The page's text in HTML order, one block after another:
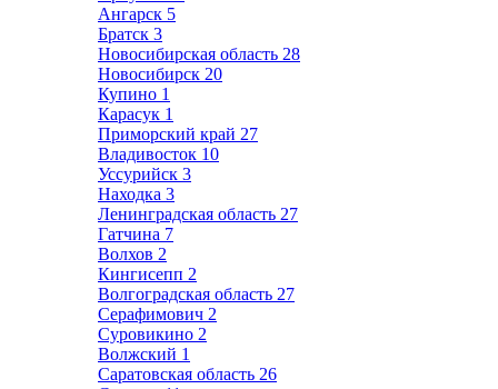
Ангарск 5
Братск 3
Новосибирская область 28
Новосибирск 20
Купино 1
Карасук 1
Приморский край 27
Владивосток 10
Уссурийск 3
Находка 3
Ленинградская область 27
Гатчина 7
Волхов 2
Кингисепп 2
Волгоградская область 27
Серафимович 2
Суровикино 2
Волжский 1
Саратовская область 26